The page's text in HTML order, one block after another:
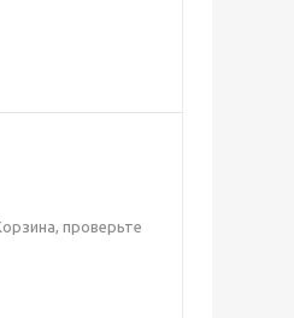
проверьте